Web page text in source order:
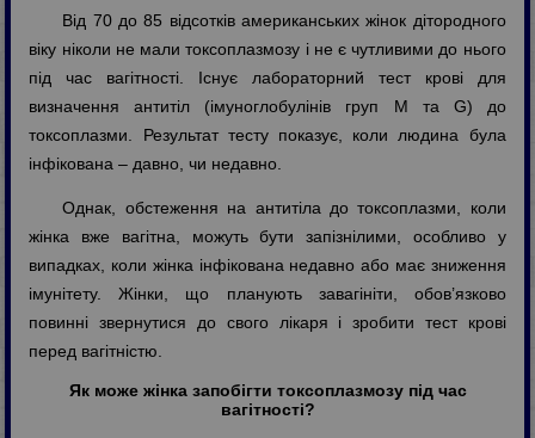
Від 70 до 85 відсотків американських жінок дітородного
віку ніколи не мали токсоплазмозу і не є чутливими до нього
під час вагітності. Існує лабораторний тест крові для
визначення антитіл (імуноглобулінів груп М та G) до
токсоплазми. Результат тесту показує, коли людина була
інфікована – давно, чи недавно.
Однак, обстеження на антитіла до токсоплазми, коли
жінка вже вагітна, можуть бути запізнілими, особливо у
випадках, коли жінка інфікована недавно або має зниження
імунітету. Жінки, що планують завагініти, обов’язково
повинні звернутися до свого лікаря і зробити тест крові
перед вагітністю.
Як може жінка запобігти токсоплазмозу під час
вагітності?